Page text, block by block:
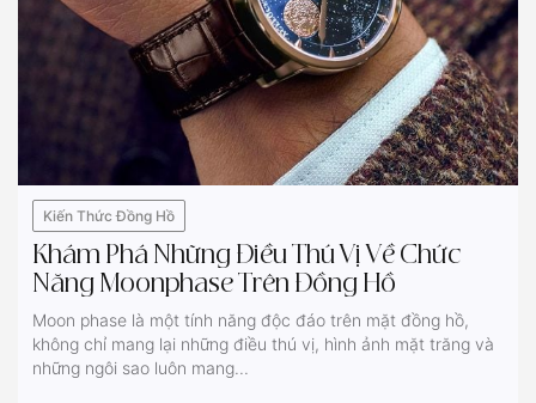
Kiến Thức Đồng Hồ
Khám Phá Những Điều Thú Vị Về Chức
Năng Moonphase Trên Đồng Hồ
Moon phase là một tính năng độc đáo trên mặt đồng hồ,
không chỉ mang lại những điều thú vị, hình ảnh mặt trăng và
những ngôi sao luôn mang...